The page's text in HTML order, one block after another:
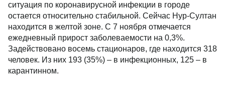
ситуация по коронавирусной инфекции в городе
остается относительно стабильной. Сейчас Нур-Султан
находится в желтой зоне. С 7 ноября отмечается
ежедневный прирост заболеваемости на 0,3%.
Задействовано восемь стационаров, где находится 318
человек. Из них 193 (35%) – в инфекционных, 125 – в
карантинном.